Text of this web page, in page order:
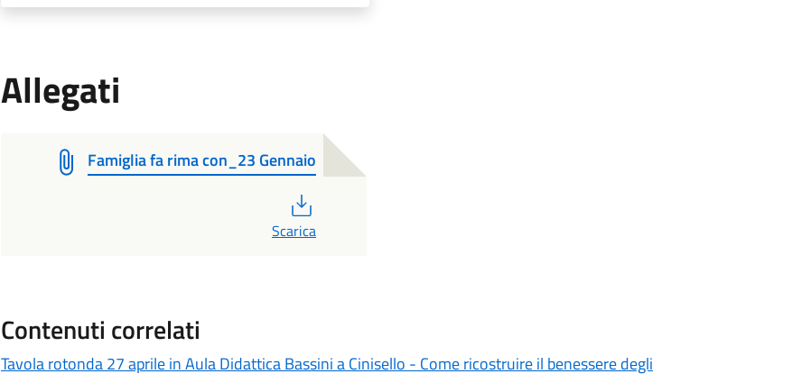
Allegati
Famiglia fa rima con_23 Gennaio
Scarica
Contenuti correlati
Tavola rotonda 27 aprile in Aula Didattica Bassini a Cinisello - Come ricostruire il benessere degli